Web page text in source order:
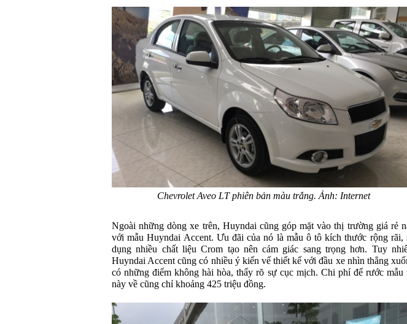
Chevrolet Aveo LT phiên bản màu trắng. Ảnh: Internet
Ngoài những dòng xe trên, Huyndai cũng góp mặt vào thị trường giá rẻ
với mẫu Huyndai Accent. Ưu đãi của nó là mẫu ô tô kích thước rộng rãi,
dụng nhiều chất liệu Crom tạo nên cảm giác sang trọng hơn. Tuy
Huyndai Accent cũng có nhiều ý kiến vế thiết kế với đầu xe nhìn thẳng
có những điểm không hài hòa, thấy rõ sự cục mịch. Chi phí để rước mẫu
này về cũng chỉ khoảng 425 triệu đồng.